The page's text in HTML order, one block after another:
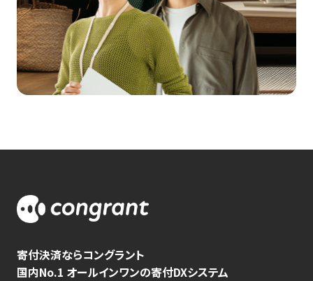
寄付決済ならコングラント
国内No.1 オールインワンの寄付DXシステム